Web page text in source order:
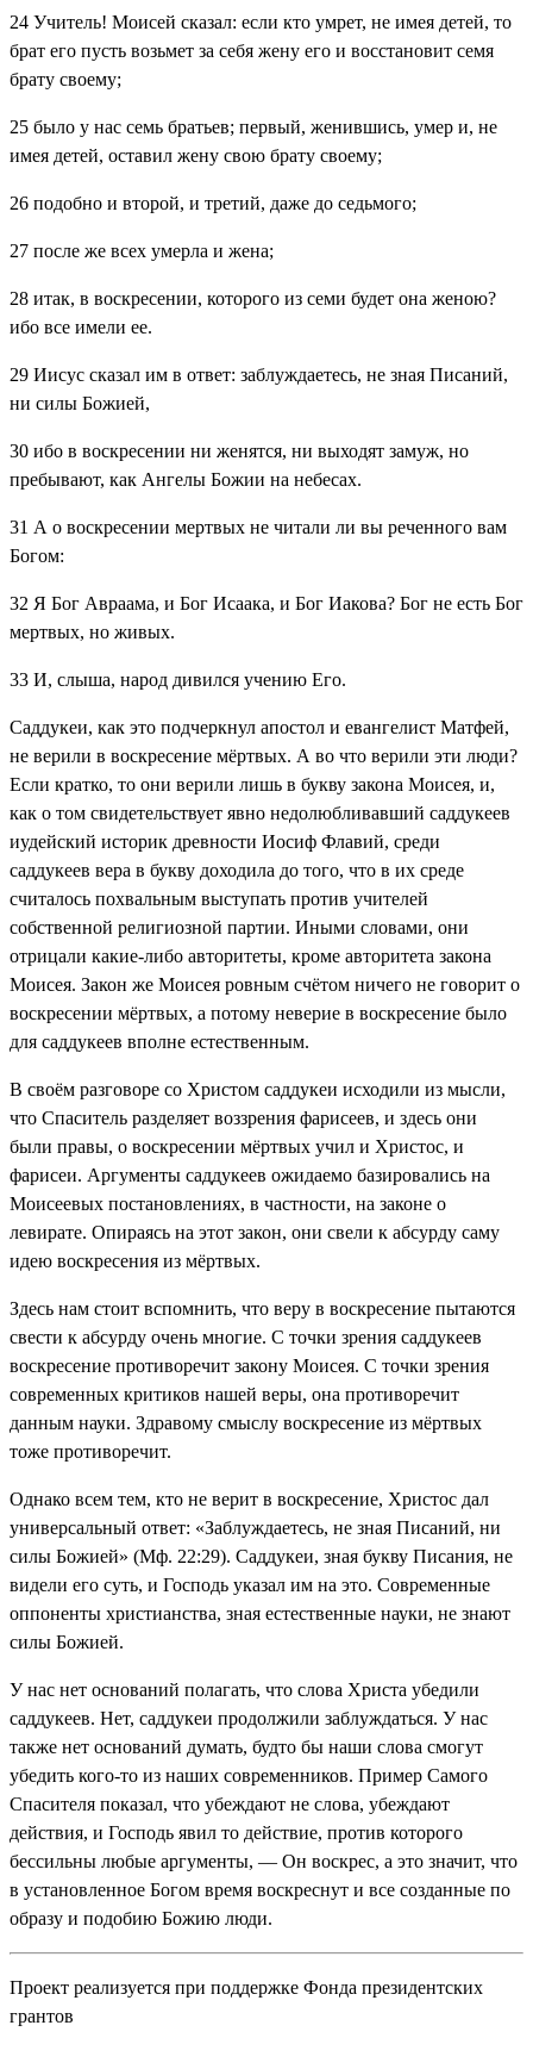
24 Учитель! Моисей сказал: если кто умрет, не имея детей, то
брат его пусть возьмет за себя жену его и восстановит семя
брату своему;
25 было у нас семь братьев; первый, женившись, умер и, не
имея детей, оставил жену свою брату своему;
26 подобно и второй, и третий, даже до седьмого;
27 после же всех умерла и жена;
28 итак, в воскресении, которого из семи будет она женою?
ибо все имели ее.
29 Иисус сказал им в ответ: заблуждаетесь, не зная Писаний,
ни силы Божией,
30 ибо в воскресении ни женятся, ни выходят замуж, но
пребывают, как Ангелы Божии на небесах.
31 А о воскресении мертвых не читали ли вы реченного вам
Богом:
32 Я Бог Авраама, и Бог Исаака, и Бог Иакова? Бог не есть Бог
мертвых, но живых.
33 И, слыша, народ дивился учению Его.
Саддукеи, как это подчеркнул апостол и евангелист Матфей,
не верили в воскресение мёртвых. А во что верили эти люди?
Если кратко, то они верили лишь в букву закона Моисея, и,
как о том свидетельствует явно недолюбливавший саддукеев
иудейский историк древности Иосиф Флавий, среди
саддукеев вера в букву доходила до того, что в их среде
считалось похвальным выступать против учителей
собственной религиозной партии. Иными словами, они
отрицали какие-либо авторитеты, кроме авторитета закона
Моисея. Закон же Моисея ровным счётом ничего не говорит о
воскресении мёртвых, а потому неверие в воскресение было
для саддукеев вполне естественным.
В своём разговоре со Христом саддукеи исходили из мысли,
что Спаситель разделяет воззрения фарисеев, и здесь они
были правы, о воскресении мёртвых учил и Христос, и
фарисеи. Аргументы саддукеев ожидаемо базировались на
Моисеевых постановлениях, в частности, на законе о
левирате. Опираясь на этот закон, они свели к абсурду саму
идею воскресения из мёртвых.
Здесь нам стоит вспомнить, что веру в воскресение пытаются
свести к абсурду очень многие. С точки зрения саддукеев
воскресение противоречит закону Моисея. С точки зрения
современных критиков нашей веры, она противоречит
данным науки. Здравому смыслу воскресение из мёртвых
тоже противоречит.
Однако всем тем, кто не верит в воскресение, Христос дал
универсальный ответ: «Заблуждаетесь, не зная Писаний, ни
силы Божией» (Мф. 22:29). Саддукеи, зная букву Писания, не
видели его суть, и Господь указал им на это. Современные
оппоненты христианства, зная естественные науки, не знают
силы Божией.
У нас нет оснований полагать, что слова Христа убедили
саддукеев. Нет, саддукеи продолжили заблуждаться. У нас
также нет оснований думать, будто бы наши слова смогут
убедить кого-то из наших современников. Пример Самого
Спасителя показал, что убеждают не слова, убеждают
действия, и Господь явил то действие, против которого
бессильны любые аргументы, — Он воскрес, а это значит, что
в установленное Богом время воскреснут и все созданные по
образу и подобию Божию люди.
Проект реализуется при поддержке Фонда президентских
грантов